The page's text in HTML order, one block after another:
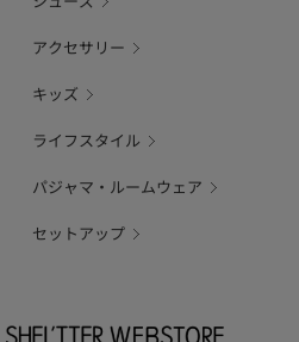
アクセサリー
キッズ
ライフスタイル
パジャマ・ルームウェア
セットアップ